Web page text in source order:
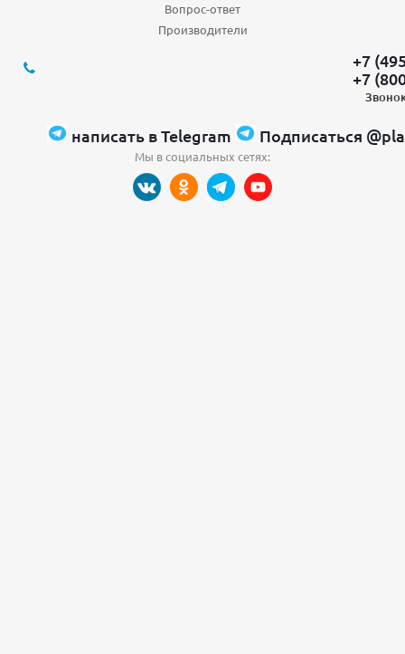
Вопрос-ответ
Производители
+7
+7
написать в Telegram Подписаться
Мы в социальных сетях: